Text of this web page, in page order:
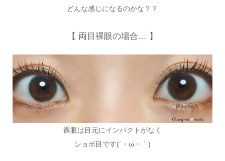
どんな感じになるのかな？？
【 両目裸眼の場合… 】
裸眼は目元にインパクトがなく
ショボ目です(´・ω・｀)